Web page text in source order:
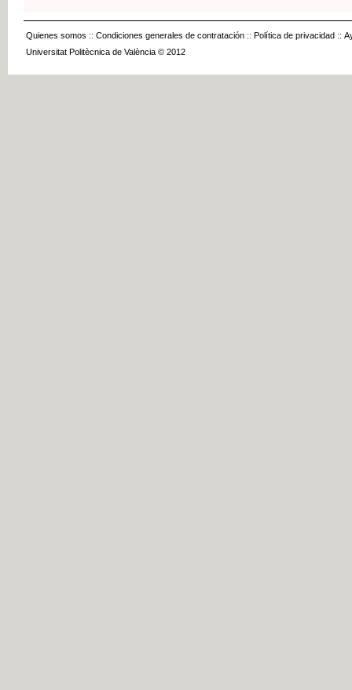
Quienes somos :: Condiciones generales de contratación :: Política de privacidad ::
Universitat Politècnica de València © 2012